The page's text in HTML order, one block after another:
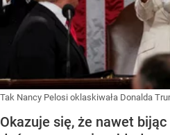
Tak Nancy Pelosi oklaskiwała Donalda
Okazuje się, że nawet